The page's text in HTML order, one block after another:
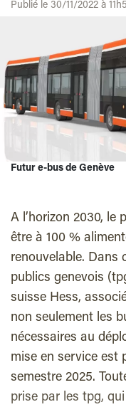
Publié le 30/11/2022 à
Futur e-bus de Genève
A l’horizon 2030, le
être à 100 %
renouvelable. Dans
publics genevois
suisse Hess,
non seulement les
nécessaires au
mise en service est
semestre 2025.
prise par les tpg, qui